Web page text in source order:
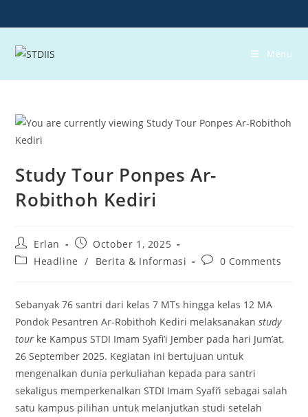
to
content
Menu
Study Tour Ponpes Ar-
Robithoh Kediri
Post
author:
Erlan
Post
published:
October 1, 2025
PostHeadline / Berita & Informasi
Post0 Comments
Sebanyak 76 santri dari kelas 7 MTs hingga kelas 12 MA
Pondok Pesantren Ar-Robithoh Kediri melaksanakanstudy
tour ke Kampus STDI Imam Syafi’i Jember pada hari Jum’at,
26 September 2025. Kegiatan ini bertujuan untuk
mengenalkan dunia perkuliahan kepada para santri
sekaligus memperkenalkan STDI Imam Syafi’i sebagai salah
satu kampus pilihan untuk melanjutkan studi setelah